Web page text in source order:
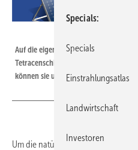
Auf die eigentliche Siliziumzelle haben
Tetracenschicht und eine organische
können sie unter anderem ein
Um die natürliche
Specials
Specials
Einstrahlungsatlas
Landwirtschaft
Investoren